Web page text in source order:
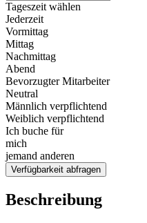
Tageszeit wählen
Jederzeit
Vormittag
Mittag
Nachmittag
Abend
Bevorzugter Mitarbeiter
Neutral
Männlich verpflichtend
Weiblich verpflichtend
Ich buche für
mich
jemand anderen
Verfügbarkeit abfragen
Beschreibung